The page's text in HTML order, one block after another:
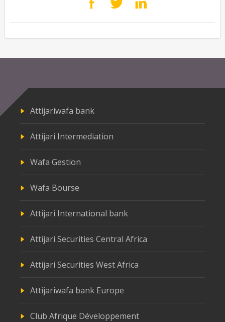
Attijariwafa bank
Attijari Intermediation
Wafa Gestion
Wafa Bourse
Attijari International bank
Attijari Securities Central Africa
Attijari Securities West Africa
Attijariwafa bank Europe
Club Afrique Développement